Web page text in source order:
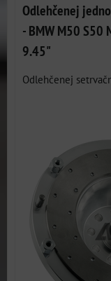
Odlehčenej
- BMW M50 S50
9.45"
Odlehčenej